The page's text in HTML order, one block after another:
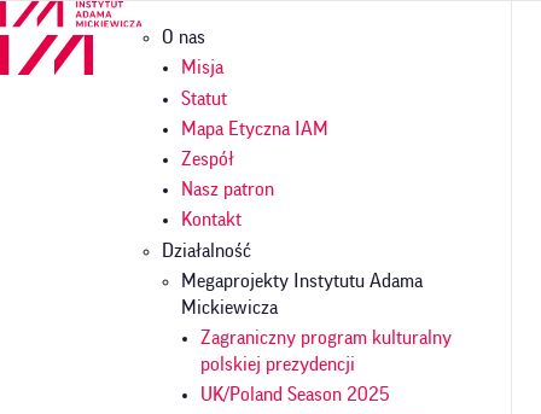
Przejdź
treści
Główna
nawigacja
O nas
Misja
Statut
Mapa Etyczna IAM
Zespół
Nasz patron
Kontakt
Działalność
Megaprojekty Instytutu Adama
Mickiewicza
Zagraniczny program kulturalny
polskiej prezydencji
UK/Poland Season 2025